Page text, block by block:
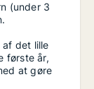
(under 3
af det lille
første år,
at gøre